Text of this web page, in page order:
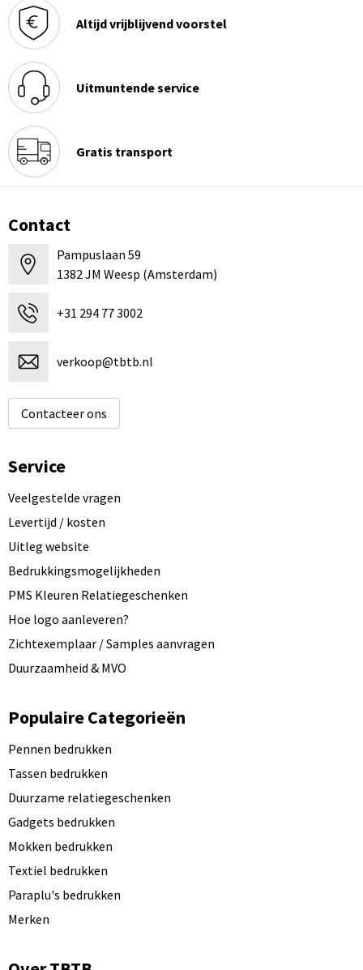
Altijd vrijblijvend voorstel
Uitmuntende service
Gratis transport
Contact
Pampuslaan 59
1382 JM Weesp (Amsterdam)
+31 294 77 3002
verkoop@tbtb.nl
Contacteer ons
Service
Veelgestelde vragen
Levertijd / kosten
Uitleg website
Bedrukkingsmogelijkheden
PMS Kleuren Relatiegeschenken
Hoe logo aanleveren?
Zichtexemplaar / Samples aanvragen
Duurzaamheid & MVO
Populaire Categorieën
Pennen bedrukken
Tassen bedrukken
Duurzame relatiegeschenken
Gadgets bedrukken
Mokken bedrukken
Textiel bedrukken
Paraplu's bedrukken
Merken